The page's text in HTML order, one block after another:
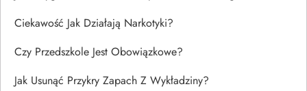
Ciekawość Jak Działają Narkotyki?
Czy Przedszkole Jest Obowiązkowe?
Jak Usunąć Przykry Zapach Z Wykładziny?